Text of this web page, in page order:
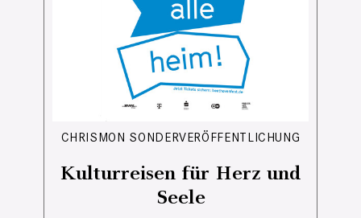
CHRISMON SONDERVERÖFFENTLICHUNG
Kulturreisen für Herz und
Seele